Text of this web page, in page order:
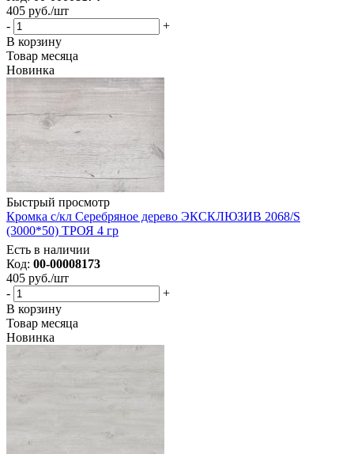
405 руб./шт
-
+
В корзину
Товар месяца
Новинка
Быстрый просмотр
Кромка с/кл Серебряное дерево ЭКСКЛЮЗИВ 2068/S
(3000*50) ТРОЯ 4 гр
Есть в наличии
Код: 00-00008173
405 руб./шт
-
+
В корзину
Товар месяца
Новинка